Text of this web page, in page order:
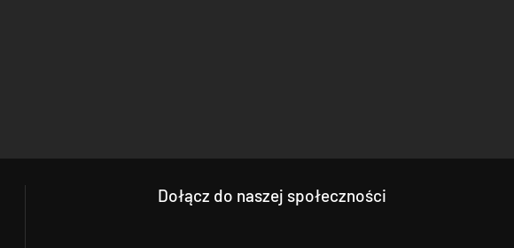
Dołącz do naszej społeczności